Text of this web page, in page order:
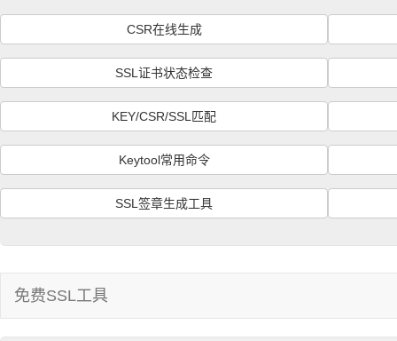
CSR在线生成
SSL证书状态检查
KEY/CSR/SSL匹配
Keytool常用命令
SSL签章生成工具
免费SSL工具